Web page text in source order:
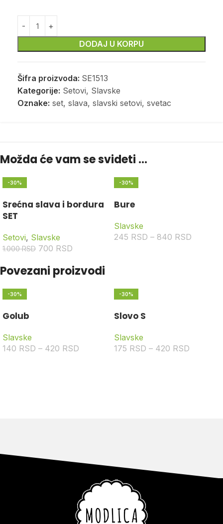
DODAJ U KORPU
Šifra proizvoda: SE1513
Kategorije: Setovi, Slavske
Oznake: set, slava, slavski setovi, svetac
Možda će vam se svideti …
-30%
Srećna slava i bordura
SET
Setovi, Slavske
1.000RSD 700 RSD
-30%
Bure
Slavske
245 RSD – 840 RSD
Povezani proizvodi
-30%
Golub
Slavske
140 RSD – 420 RSD
-30%
Slovo S
Slavske
175 RSD – 420 RSD